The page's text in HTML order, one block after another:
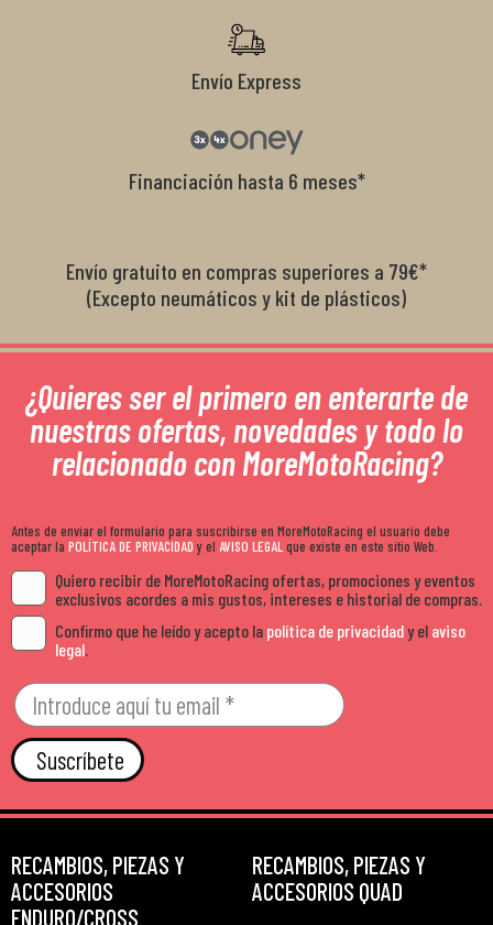
Envío Express
Financiación hasta 6 meses*
Envío gratuito en compras superiores a 79€*
(Excepto neumáticos y kit de plásticos)
¿Quieres ser el primero en enterarte de
nuestras ofertas, novedades y todo lo
relacionado con MoreMotoRacing?
Antes de enviar el formulario para suscribirse en MoreMotoRacing el usuario debe
aceptar la POLÍTICA DE PRIVACIDADy el AVISO LEGALque existe en este sitio Web.
Quiero recibir de MoreMotoRacing ofertas, promociones y eventos
exclusivos acordes a mis gustos, intereses e historial de compras.
Confirmo que he leído y acepto la política de privacidady el aviso
legal
Suscríbete
RECAMBIOS, PIEZAS Y
ACCESORIOS
ENDURO/CROSS
RECAMBIOS, PIEZAS Y
ACCESORIOS QUAD